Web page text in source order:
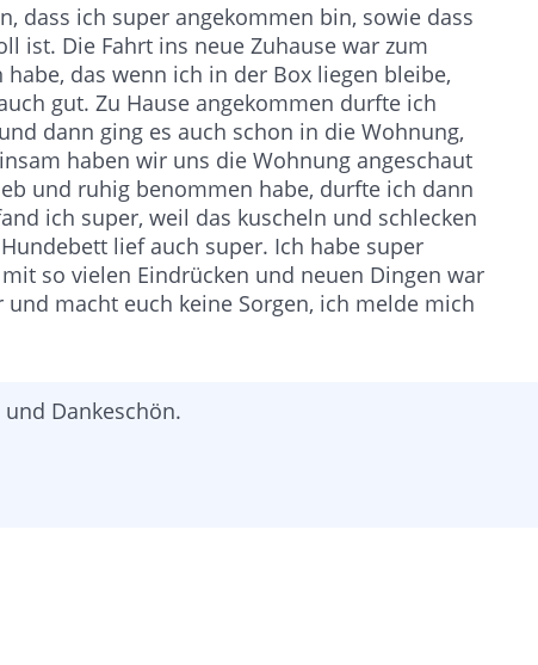
dass ich super angekommen bin, sowie dass
ist. Die Fahrt ins neue Zuhause war zum
das wenn ich in der Box liegen bleibe,
gut. Zu Hause angekommen durfte ich
dann ging es auch schon in die Wohnung,
haben wir uns die Wohnung angeschaut
und ruhig benommen habe, durfte ich dann
ich super, weil das kuscheln und schlecken
lief auch super. Ich habe super
so vielen Eindrücken und neuen Dingen war
macht euch keine Sorgen, ich melde mich
Dankeschön.